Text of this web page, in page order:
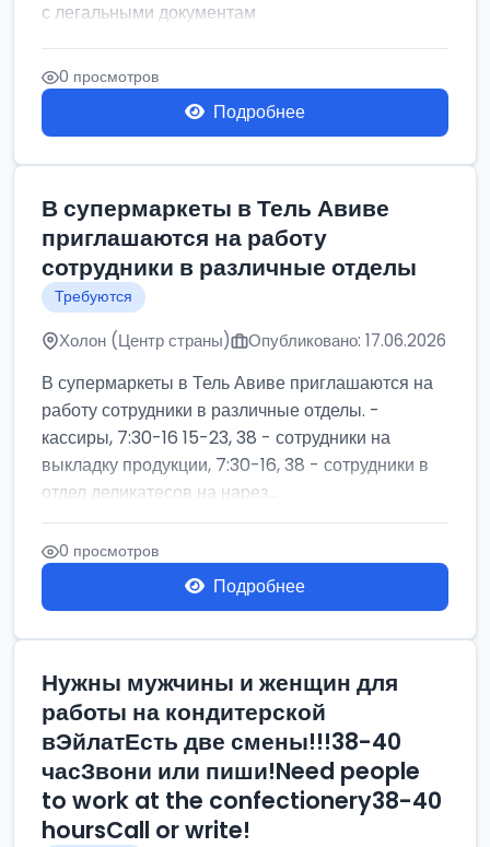
с легальными документам
0 просмотров
Подробнее
В супермаркеты в Тель Авиве
приглашаются на работу
сотрудники в различные отделы
Требуются
Холон (Центр страны) Опубликовано: 17.06.2026
В супермаркеты в Тель Авиве приглашаются на
работу сотрудники в различные отделы. -
кассиры, 7:30-16 15-23, 38 - сотрудники на
выкладку продукции, 7:30-16, 38 - сотрудники в
отдел деликатесов на нарез...
0 просмотров
Подробнее
Нужны мужчины и женщин для
работы на кондитерской
вЭйлатЕсть две смены!!!38-40
часЗвони или пиши!Need people
to work at the confectionery38-40
hoursCall or write!